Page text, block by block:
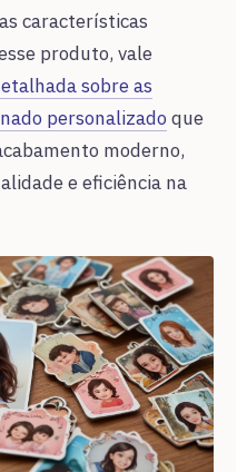
características
produto, vale
sobre as
personalizadoque
moderno,
e eficiência na